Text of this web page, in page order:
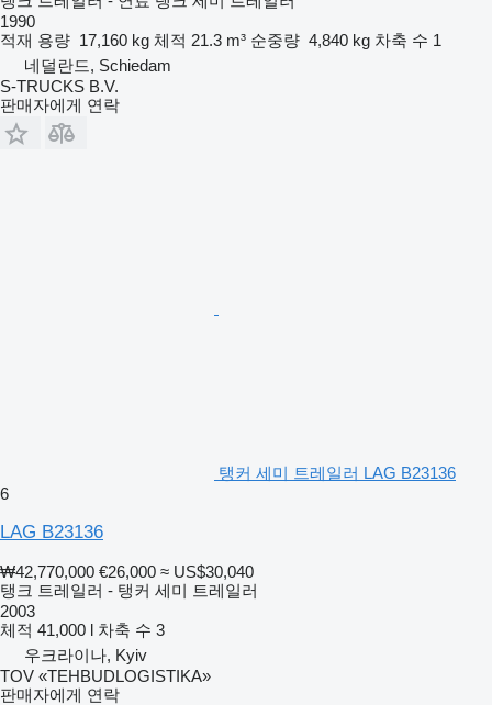
1990
적재 용량 17,160 kg 체적 21.3 m³ 순중량 4,840 kg 차축 수 1
네덜란드, Schiedam
S-TRUCKS B.V.
판매자에게 연락
탱커 세미 트레일러 LAG B23136
6
LAG B23136
₩42,770,000 €26,000 ≈ US$30,040
탱크 트레일러 - 탱커 세미 트레일러
2003
체적 41,000 l 차축 수 3
우크라이나, Kyiv
TOV «TEHBUDLOGISTIKA»
판매자에게 연락